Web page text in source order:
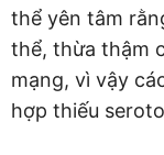
thể yên tâm
thể, thừa thậm
mạng, vì vậy
hợp thiếu